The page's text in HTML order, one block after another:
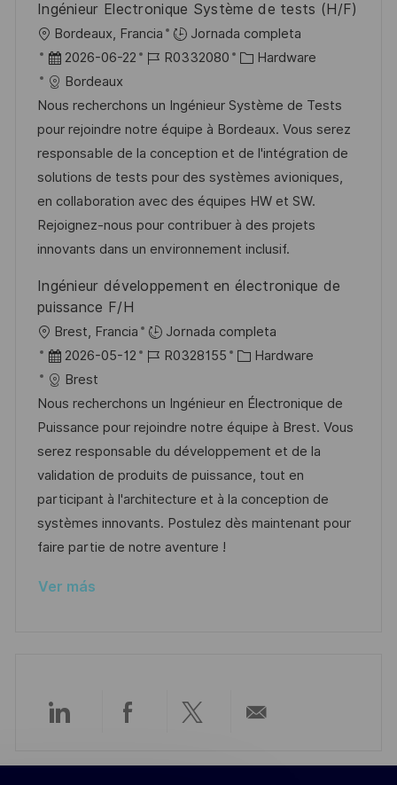
i
c
a
c
i
ó
n
Ingénieur Electronique Système de tests (H/F)
U
b
c
a
c
i
ó
n
Bordeaux, Francia
Jornada completa
F
e
c
h
a
d
e
p
u
l
a
c
2026-06-22
I
d
e
e
m
p
l
e
R0332080
C
t
e
g
o
r
í
a
Hardware
Bordeaux
Nous recherchons un Ingénieur Système de Tests
pour rejoindre notre équipe à Bordeaux. Vous serez
responsable de la conception et de l'intégration de
solutions de tests pour des systèmes avioniques,
en collaboration avec des équipes HW et SW.
Rejoignez-nous pour contribuer à des projets
innovants dans un environnement inclusif.
Ingénieur développement en électronique de
puissance F/H
U
b
c
a
c
i
ó
n
Brest, Francia
Jornada completa
F
e
c
h
a
d
e
p
u
l
n
2026-05-12
I
d
e
e
m
p
l
e
R0328155
C
t
e
g
o
r
í
Hardware
Brest
Nous recherchons un Ingénieur en Électronique de
Puissance pour rejoindre notre équipe à Brest. Vous
serez responsable du développement et de la
validation de produits de puissance, tout en
participant à l'architecture et à la conception de
systèmes innovants. Postulez dès maintenant pour
faire partie de notre aventure !
Ver más
Compartir
a
Compartir
a
Compartir
a
por